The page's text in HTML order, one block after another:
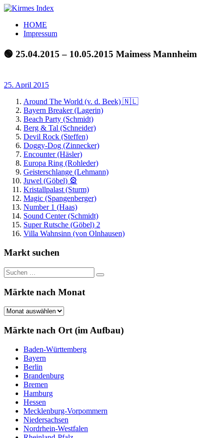
Zum
springen
Kirmes
Index
Tourpläne
der
letzten
HOME
Impressum
🟢 25.04.2015 – 10.05.2015 Maimess Mannheim
25. April 2015
Around The World (v. d. Beek) 🇳🇱
Bayern Breaker (Lagerin)
Beach Party (Schmidt)
Berg & Tal (Schneider)
Devil Rock (Steffen)
Doggy-Dog (Zinnecker)
Encounter (Häsler)
Europa Ring (Rohleder)
Geisterschlange (Lehmann)
Juwel (Göbel) 🎡
Kristallpalast (Sturm)
Magic (Spangenberger)
Number 1 (Haas)
Sound Center (Schmidt)
Super Rutsche (Göbel) 2
Villa Wahnsinn (von Olnhausen)
Markt suchen
Suchen
nach:
Suchen
Märkte nach Monat
Märkte
Monat
Märkte nach Ort (im Aufbau)
Baden-Württemberg
Bayern
Berlin
Brandenburg
Bremen
Hamburg
Hessen
Mecklenburg-Vorpommern
Niedersachsen
Nordrhein-Westfalen